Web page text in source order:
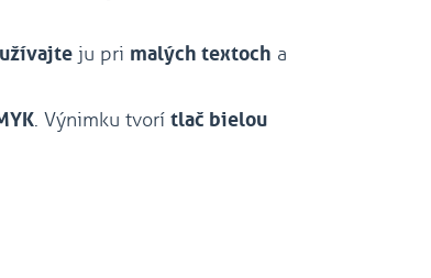
ju pri malých textoch a
. Výnimku tvorí tlač bielou